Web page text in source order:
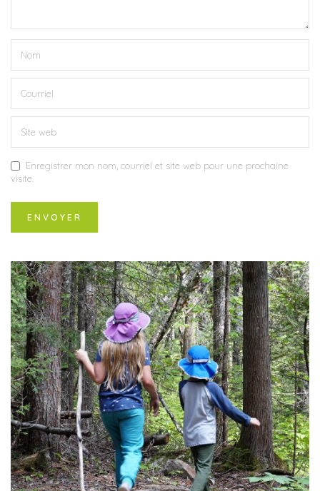
Enregistrer mon nom, courriel et site web pour une prochaine
visite.